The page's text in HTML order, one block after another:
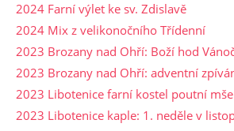
2024 Farní výlet ke sv. Zdislavě
2024 Mix z velikonočního Třídenní
2023 Brozany nad Ohří: Boží hod
2023 Brozany nad Ohří: adventní
2023 Libotenice farní kostel poutní mše
2023 Libotenice kaple: 1. neděle v